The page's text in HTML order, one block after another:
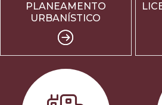
PLANEAMENTO
URBANÍSTICO